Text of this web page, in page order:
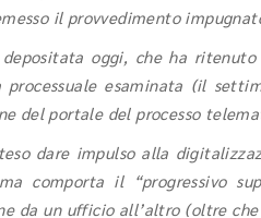
il provvedimento
oggi, che ha
esaminata (il
del portale del processo
dare impulso alla
comporta il “progressivo
da un ufficio all’altro (oltre